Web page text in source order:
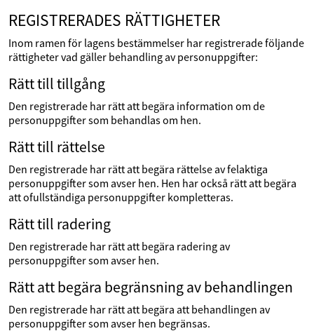
REGISTRERADES RÄTTIGHETER
Inom ramen för lagens bestämmelser har registrerade följande
rättigheter vad gäller behandling av personuppgifter:
Rätt till tillgång
Den registrerade har rätt att begära information om de
personuppgifter som behandlas om hen.
Rätt till rättelse
Den registrerade har rätt att begära rättelse av felaktiga
personuppgifter som avser hen. Hen har också rätt att begära
att ofullständiga personuppgifter kompletteras.
Rätt till radering
Den registrerade har rätt att begära radering av
personuppgifter som avser hen.
Rätt att begära begränsning av behandlingen
Den registrerade har rätt att begära att behandlingen av
personuppgifter som avser hen begränsas.